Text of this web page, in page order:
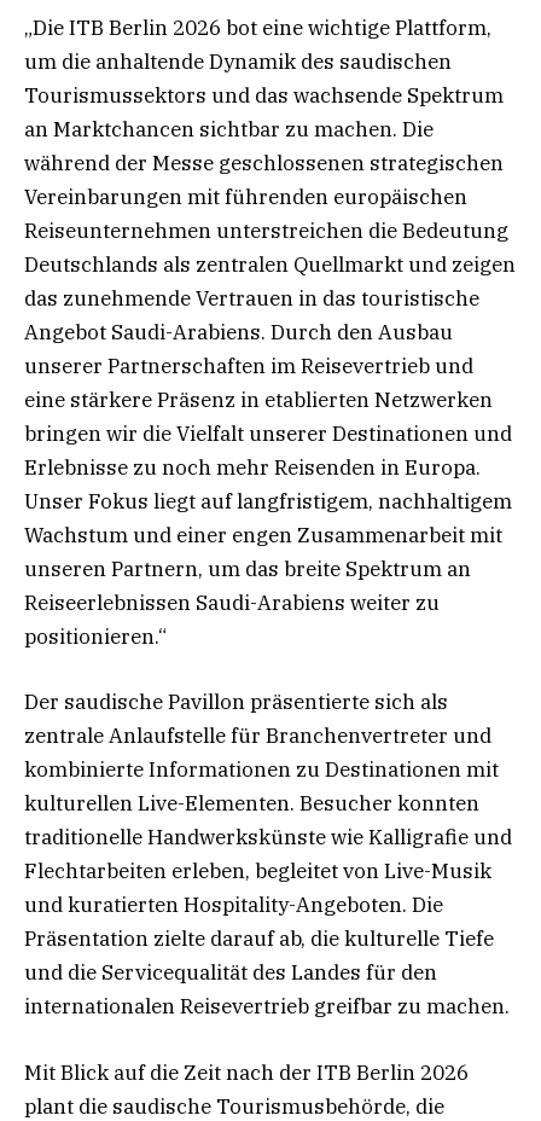
„Die ITB Berlin 2026 bot eine wichtige Plattform,
um die anhaltende Dynamik des saudischen
Tourismussektors und das wachsende Spektrum
an Marktchancen sichtbar zu machen. Die
während der Messe geschlossenen strategischen
Vereinbarungen mit führenden europäischen
Reiseunternehmen unterstreichen die Bedeutung
Deutschlands als zentralen Quellmarkt und zeigen
das zunehmende Vertrauen in das touristische
Angebot Saudi-Arabiens. Durch den Ausbau
unserer Partnerschaften im Reisevertrieb und
eine stärkere Präsenz in etablierten Netzwerken
bringen wir die Vielfalt unserer Destinationen und
Erlebnisse zu noch mehr Reisenden in Europa.
Unser Fokus liegt auf langfristigem, nachhaltigem
Wachstum und einer engen Zusammenarbeit mit
unseren Partnern, um das breite Spektrum an
Reiseerlebnissen Saudi-Arabiens weiter zu
positionieren.“
Der saudische Pavillon präsentierte sich als
zentrale Anlaufstelle für Branchenvertreter und
kombinierte Informationen zu Destinationen mit
kulturellen Live-Elementen. Besucher konnten
traditionelle Handwerkskünste wie Kalligrafie und
Flechtarbeiten erleben, begleitet von Live-Musik
und kuratierten Hospitality-Angeboten. Die
Präsentation zielte darauf ab, die kulturelle Tiefe
und die Servicequalität des Landes für den
internationalen Reisevertrieb greifbar zu machen.
Mit Blick auf die Zeit nach der ITB Berlin 2026
plant die saudische Tourismusbehörde, die